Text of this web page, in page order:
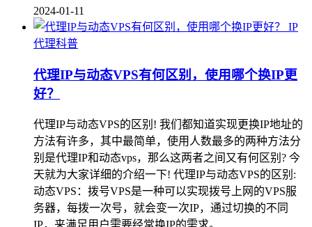
2024-01-11
IP
代理科普
代理IP与动态VPS有何区别，使用哪个换IP更
好？
代理IP与动态VPS的区别! 我们都知道实现更换IP地址的
方法有许多，其中最简单，使用人数最多的两种方法分
别是代理IP和动态vps，那么这两者之间又有何区别? 今
天就为大家详细的介绍一下! 代理IP与动态VPS的区别:
动态VPS：拨号VPS是一种可以实现拨号上网的VPS服
务器，每拨一次号，就会变一次IP，通过切换的不同
IP，来满足用户需要经常换IP的需求。…